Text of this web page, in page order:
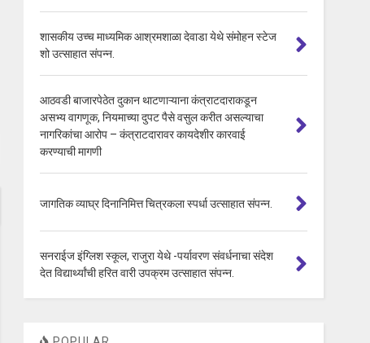
शासकीय उच्च माध्यमिक आश्रमशाळा देवाडा येथे संमोहन स्टेज
शो उत्साहात संपन्न.
आठवडी बाजारपेठेत दुकान थाटणाऱ्याना कंत्राटदाराकडून
असभ्य वागणूक, नियमाच्या दुपट पैसे वसुल करीत असल्याचा
नागरिकांचा आरोप – कंत्राटदारावर कायदेशीर कारवाई
करण्याची मागणी
जागतिक व्याघ्र दिनानिमित्त चित्रकला स्पर्धा उत्साहात संपन्न.
सनराईज इंग्लिश स्कूल, राजुरा येथे -पर्यावरण संवर्धनाचा संदेश
देत विद्यार्थ्यांची हरित वारी उपक्रम उत्साहात संपन्न.